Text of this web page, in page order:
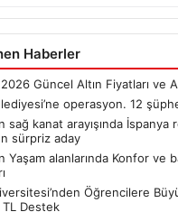
Haberler
Güncel Altın Fiyatları ve
operasyon. 12
sağ kanat arayışında İspanya
sürpriz aday
Yaşam alanlarında Konfor ve
Öğrencilere
Destek